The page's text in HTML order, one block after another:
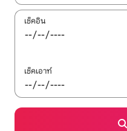
เช็คอิน
เช็คเอาท์